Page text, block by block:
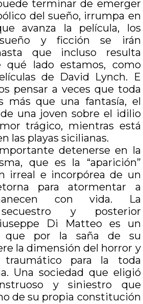
terminar de emerger
del sueño, irrumpa en
avanza la película, los
y ficción se irán
que incluso resulta
qué lado estamos, como
de David Lynch. E
pensar a veces que toda
más que una fantasía, el
una joven sobre el idilio
trágico, mientras está
las playas sicilianas.
detenerse en la
que es la “aparición”
irreal e incorpórea de un
para atormentar a
con vida. La
secuestro y posterior
Di Matteo es un
que por la saña de su
la dimensión del horror y
para la toda
Una sociedad que eligió
y siniestro que
de su propia constitución